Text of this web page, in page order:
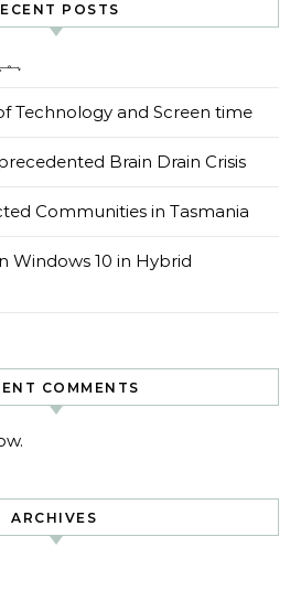
POSTS
Technology and Screen time
Brain Drain Crisis
Communities in Tasmania
Windows 10 in Hybrid
COMMENTS
ARCHIVES